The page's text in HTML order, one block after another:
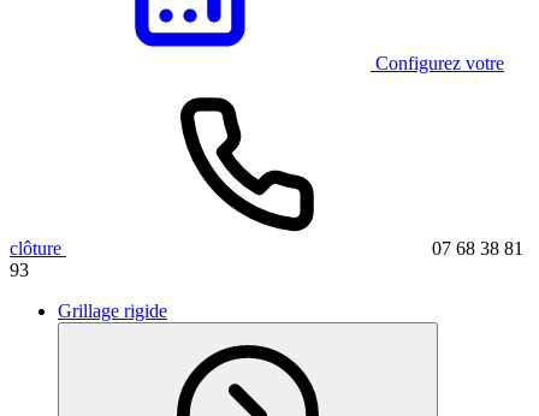
Configurez votre
clôture
07 68 38 81
93
Grillage rigide